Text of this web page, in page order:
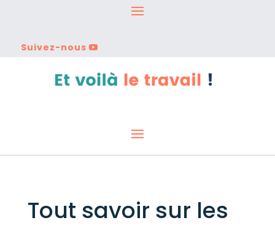
Suivez-nous
Tout savoir sur les